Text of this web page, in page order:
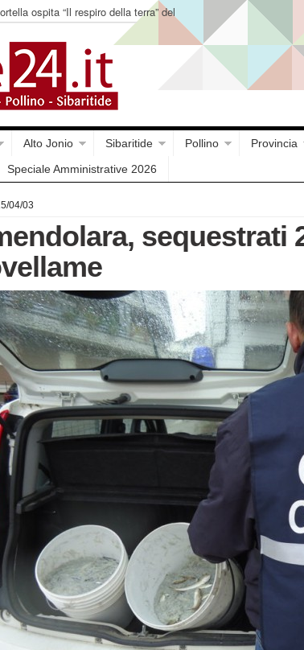
ospita “Il respiro della terra” del
Alto Jonio Sibaritide Pollino Provincia
Speciale Amministrative 2026
04/03
sequestrati